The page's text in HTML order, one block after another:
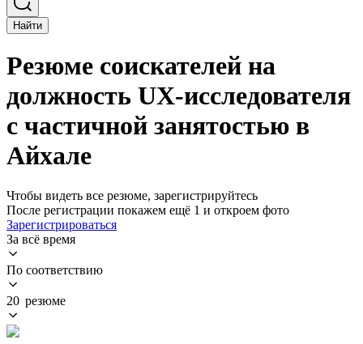
Найти
Резюме соискателей на
должность UX-исследователя
с частичной занятостью в
Айхале
Чтобы видеть все резюме, зарегистрируйтесь
После регистрации покажем ещё 1 и откроем фото
Зарегистрироваться
За всё время
По соответствию
20 резюме